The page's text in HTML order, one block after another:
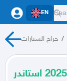
EN
حراج السيارات /